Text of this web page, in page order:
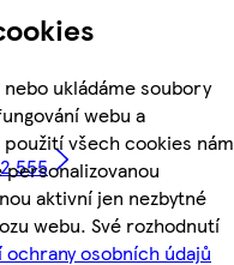
ukládáme soubory
webu a
všech cookies nám
aktivní jen nezbytné
webu. Své rozhodnutí
ochrany osobních údajů
555